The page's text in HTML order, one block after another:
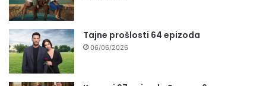
Tajne prošlosti 64 epizoda
06/06/2026